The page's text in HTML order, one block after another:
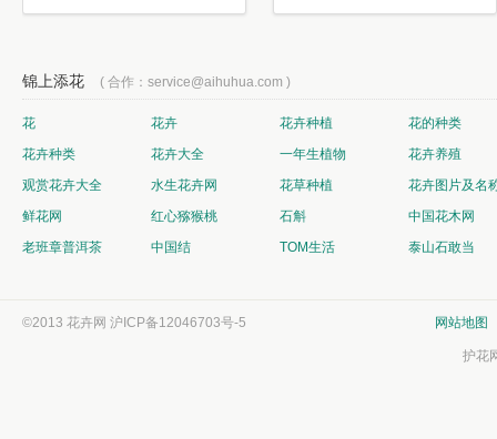
锦上添花 ( 合作：service@aihuhua.com )
花 花卉 花卉种植
花的种类
花卉种类
花卉大全 一年生植物
花卉养殖
观赏花卉大全
水生花卉网 花草种植
花卉图片及名
鲜花网
红心猕猴桃 石斛
中国花木网
老班章普洱茶
中国结 TOM生活 泰山石敢当
©2013 花卉网 沪ICP备12046703号-5 网站地图
护花